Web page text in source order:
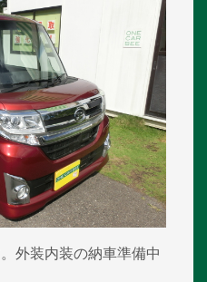
外装内装の納車準備中